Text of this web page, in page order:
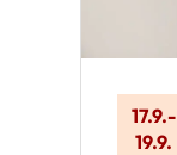
17.9.-
19.9.